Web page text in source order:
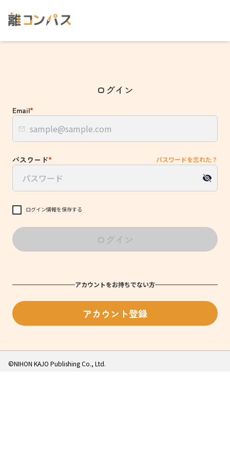
ログイン
Email*
パスワード* パスワードを忘れた？
ログイン情報を保存する
ログイン
アカウントをお持ちでない方
アカウント登録
©NIHON KAJO Publishing Co., Ltd.️